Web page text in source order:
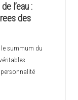
l’eau :
des
le summum du